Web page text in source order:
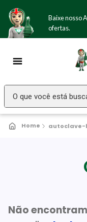
Baixe nosso
ofertas.
O que você está
Não
5º Littmann